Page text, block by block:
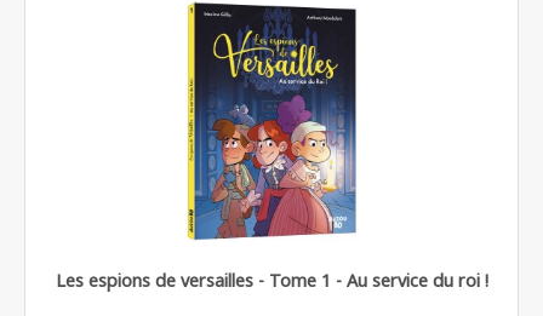
Les espions de versailles - Tome 1 - Au service du roi !